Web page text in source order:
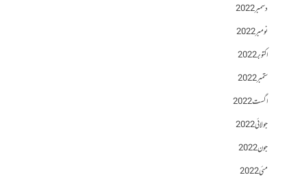
دسمبر 2022
نومبر 2022
اکتوبر 2022
ستمبر 2022
اگست 2022
جولائی 2022
جون 2022
مئی 2022